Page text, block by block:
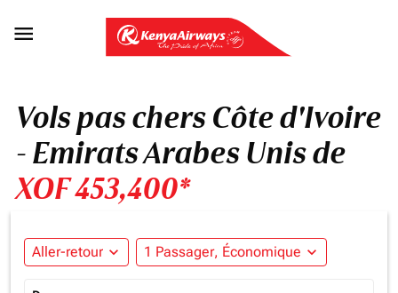

Vols pas chers Côte d'Ivoire
- Emirats Arabes Unis de
XOF 453,400*
Aller-retour expand_more 1 Passager, Économique expand_more